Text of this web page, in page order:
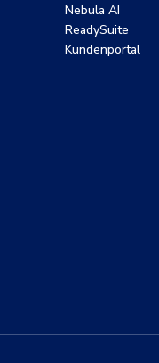
Nebula AI
ReadySuite
Kundenportal